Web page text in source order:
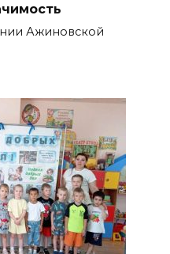
Ажиновской